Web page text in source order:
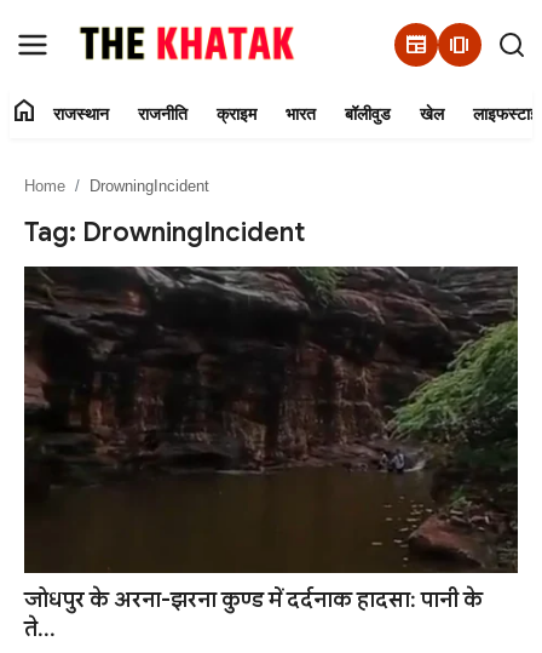
newspaper amp_stories
Contact Us
राजस्थान
राजनीति
क्राइम
भारत
खेल
लाइफस्टाइल
home राजस्थान राजनीति क्राइम भारत बॉलीवुड खेल
Home DrowningIncident
Tag: DrowningIncident
जोधपुर के अरना-झरना कुण्ड में दर्दनाक हादसा: पानी के
ते...